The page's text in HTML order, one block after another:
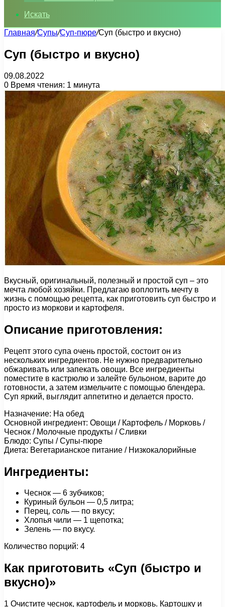
Искать
Главная/Супы/Суп-пюре/Суп (быстро и вкусно)
Суп (быстро и вкусно)
09.08.2022
0 Время чтения: 1 минута
Вкусный, оригинальный, полезный и простой суп – это
мечта любой хозяйки. Предлагаю воплотить мечту в
жизнь с помощью рецепта, как приготовить суп быстро и
просто из моркови и картофеля.
Описание приготовления:
Рецепт этого супа очень простой, состоит он из
нескольких ингредиентов. Не нужно предварительно
обжаривать или запекать овощи. Все ингредиенты
поместите в кастрюлю и залейте бульоном, варите до
готовности, а затем измельчите с помощью блендера.
Суп яркий, выглядит аппетитно и делается просто.
Назначение: На обед
Основной ингредиент: Овощи / Картофель / Морковь /
Чеснок / Молочные продукты / Сливки
Блюдо: Супы / Супы-пюре
Диета: Вегетарианское питание / Низкокалорийные
Ингредиенты:
Чеснок — 6 зубчиков;
Куриный бульон — 0,5 литра;
Перец, соль — по вкусу;
Хлопья чили — 1 щепотка;
Зелень — по вкусу.
Количество порций: 4
Как приготовить «Суп (быстро и
вкусно)»
1 Очистите чеснок, картофель и морковь. Картошку и